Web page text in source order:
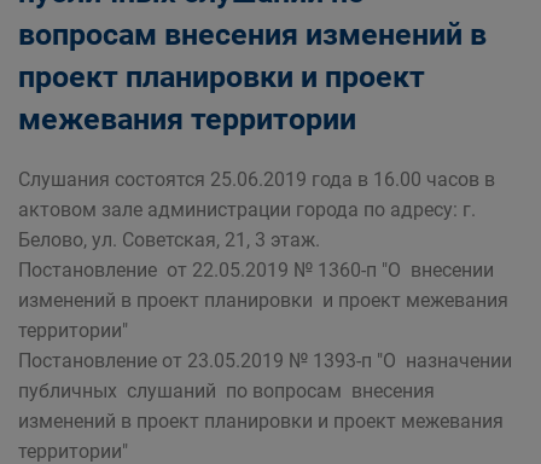
вопросам внесения изменений в
проект планировки и проект
межевания территории
Слушания состоятся 25.06.2019 года в 16.00 часов в
актовом зале администрации города по адресу: г.
Белово, ул. Советская, 21, 3 этаж.
Постановление от 22.05.2019 № 1360-п "О внесении
изменений в проект планировки и проект межевания
территории"
Постановление от 23.05.2019 № 1393-п "О назначении
публичных слушаний по вопросам внесения
изменений в проект планировки и проект межевания
территории"